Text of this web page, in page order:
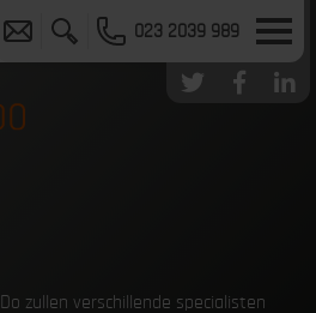
023 2039 989
zullen verschillende specialisten